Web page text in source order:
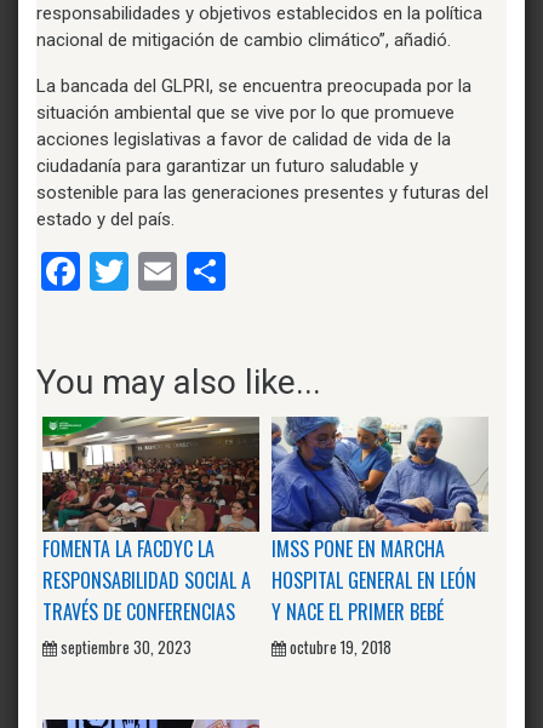
responsabilidades y objetivos establecidos en la política
nacional de mitigación de cambio climático”, añadió.
La bancada del GLPRI, se encuentra preocupada por la
situación ambiental que se vive por lo que promueve
acciones legislativas a favor de calidad de vida de la
ciudadanía para garantizar un futuro saludable y
sostenible para las generaciones presentes y futuras del
estado y del país.
Facebook
Twitter
Email
You may also like...
FOMENTA LA FACDYC LA
RESPONSABILIDAD SOCIAL A
TRAVÉS DE CONFERENCIAS
septiembre 30, 2023
IMSS PONE EN MARCHA
HOSPITAL GENERAL EN LEÓN
Y NACE EL PRIMER BEBÉ
octubre 19, 2018